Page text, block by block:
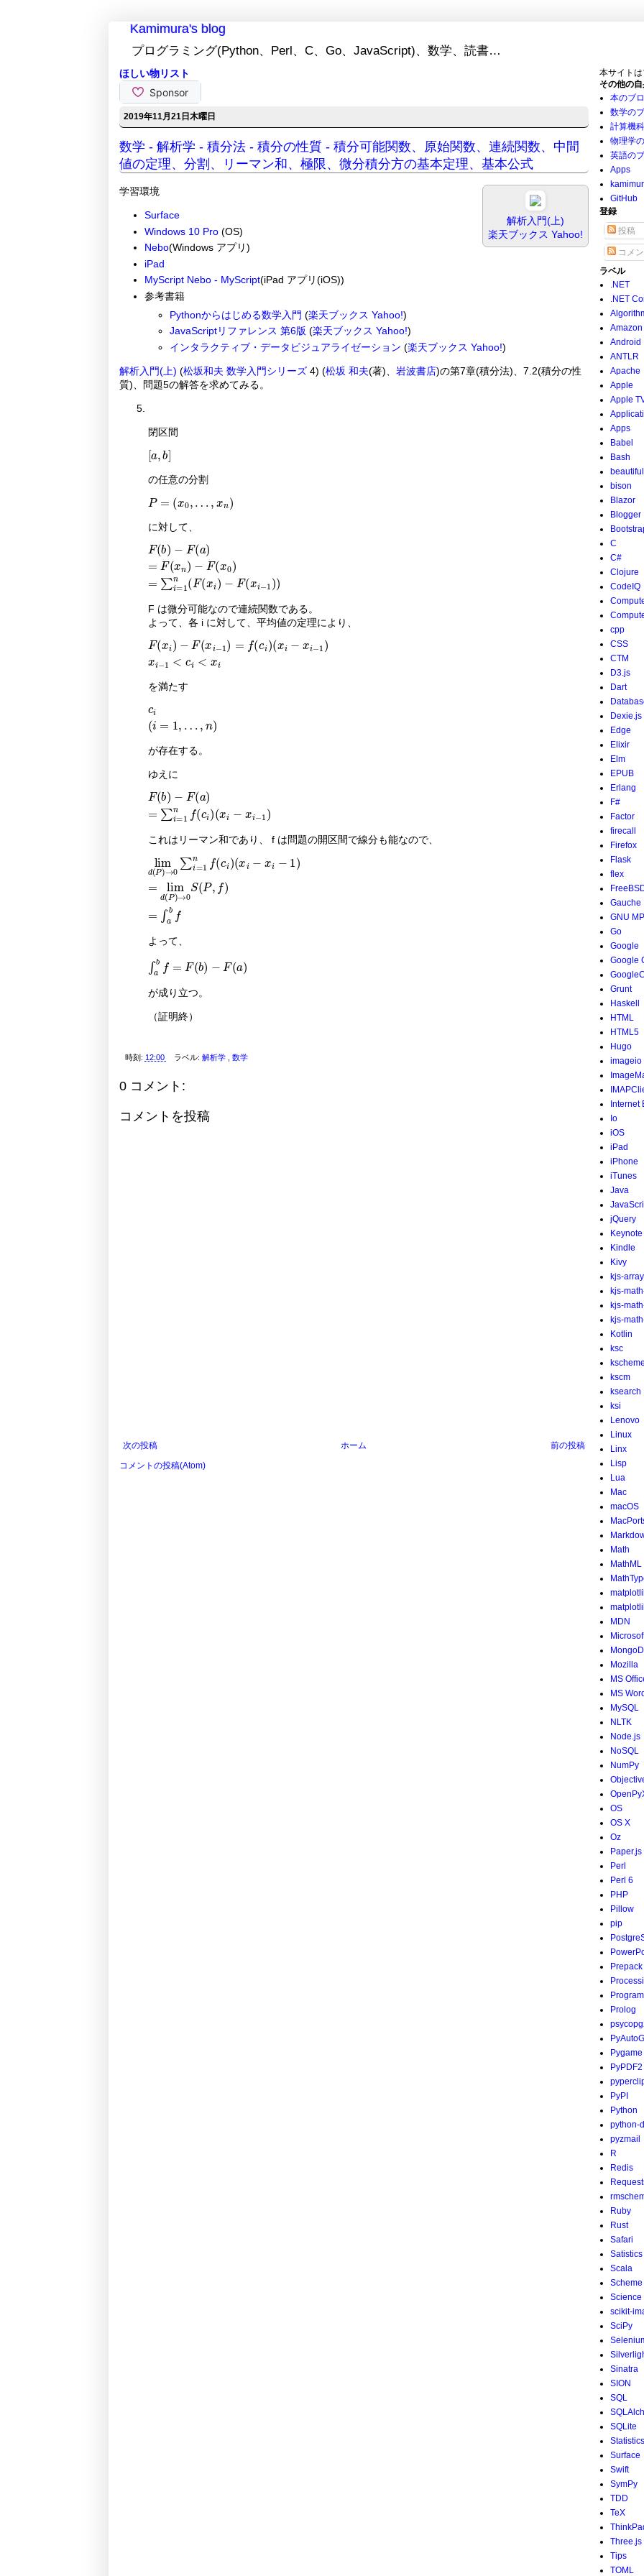
Kamimura's blog
プログラミング(Python、Perl、C、Go、JavaScript)、数学、読書…
ほしい物リスト
2019年11月21日木曜日
数学 - 解析学 - 積分法 - 積分の性質 - 積分可能関数、原始関数、連続関数、中間
値の定理、分割、リーマン和、極限、微分積分方の基本定理、基本公式
解析入門(上)
楽天ブックス Yahoo!
学習環境
Surface
Windows 10 Pro(OS)
Nebo(Windows アプリ)
iPad
MyScript Nebo - MyScript(iPad アプリ(iOS))
参考書籍
Pythonからはじめる数学入門 (楽天ブックス Yahoo!)
JavaScriptリファレンス 第6版 (楽天ブックス Yahoo!)
インタラクティブ・データビジュアライゼーション (楽天ブックス Yahoo!)
解析入門(上) (松坂和夫 数学入門シリーズ4) (松坂 和夫(著)、 岩波書店)の第7章(積分法)、7.2(積分の性
質)、問題5の解答を求めてみる。
閉区間
a b
の任意の分割
P= 0,
に対して、
b-Fa F x n-
x0= = 1 nFx Fx
F は微分可能なので連続関数である。
よって、各 i に対して、平均値の定理により、
Fxi-Fxi- 1=fcixi-xi-1xi-1<ci<x i
を満たす
ci
が存在する。
ゆえに
Fb-F a=∑i=1
これはリーマン和であり、 f は問題の開区間で線分も能なので、
dP→ 0∑i= 1n
limd →0S P,
よって、
ab f= b-Fa
が成り立つ。
（証明終）
時刻: 12:00 ラベル:解析学 ,数学
0 コメント:
コメントを投稿
次の投稿 前の投稿
ホーム
コメントの投稿(Atom)
本サイトは
その他の
本のブ
数学の
計算機
物理学
英語の
Apps
GitHub
登録
投稿
コメン
ラベル
.NET
.NET
Amazon
Android
ANTLR
Apache
Apple
Apple
Apps
Babel
Bash
bison
Blazor
Blogger
C
C#
Clojure
CodeIQ
cpp
CSS
CTM
D3.js
Dart
Dexie.js
Edge
Elixir
Elm
EPUB
Erlang
F#
Factor
firecall
Firefox
Flask
flex
Gauche
GNU
Go
Google
Google
Grunt
Haskell
HTML
HTML5
Hugo
imageio
Internet
Io
iOS
iPad
iPhone
iTunes
Java
jQuery
Keynote
Kindle
Kivy
kjs-array
kjs-
kjs-
kjs-
Kotlin
ksc
kscheme
kscm
ksearch
ksi
Lenovo
Linux
Linx
Lisp
Lua
Mac
macOS
Math
MathML
MDN
Mozilla
MS
MS Word
MySQL
NLTK
Node.js
NoSQL
NumPy
OS
OS X
Oz
Paper.js
Perl
Perl 6
PHP
Pillow
pip
Prepack
Prolog
Pygame
PyPDF2
PyPI
Python
python-
pyzmail
R
Redis
Ruby
Rust
Safari
Satistics
Scala
Scheme
Science
scikit-
SciPy
Sinatra
SION
SQL
SQLite
Statistics
Surface
Swift
SymPy
TDD
TeX
Three.js
Tips
TOML